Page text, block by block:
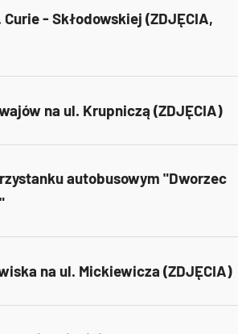
- Skłodowskiej (ZDJĘCIA,
na ul. Krupniczą (ZDJĘCIA)
autobusowym "Dworzec
na ul. Mickiewicza (ZDJĘCIA)